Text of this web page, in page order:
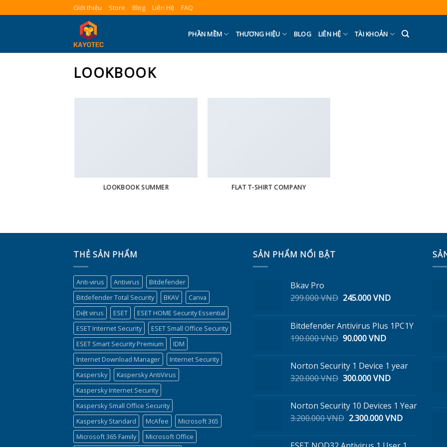
to
Giới thiệu Store Blog Liên Hệ FAQ
PHẦN MỀM THƯƠNG HIỆU BLOG LIÊN HỆ TÀI KHOẢN
LOOKBOOK
LOOKBOOK SUMMER FLAT T-SHIRT COMPANY
THẺ SẢN PHẨM
Anti-virus Antivirus
Bitdefender
Bitdefender Total Security
BKAV
Canva
Diệt virus
ESET
ESET HOME Security Essential
ESET Internet Security
ESET Small Office Security
ESET Smart Security Premium
IDM
Internet Download Manager
Internet Security
Kaspersky
Kaspersky AntiVirus
Kaspersky Internet Security
Kaspersky Small Office Security
Kaspersky Standard
McAfee
Microsoft 365
Microsoft 365 Family
Microsoft Office
SẢN PHẨM NỔI BẬT
Bkav Pro
299.000VND Giá
299.000 VND.
245.000VNDGiá
là:
Bitdefender Antivirus Plus 1PC1Y
190.000VND Giá
190.000 VND.
90.000VNDGiá
là:
90.000 VND.
Norton Security 1 Device 1 year
320.000VND Giá
320.000 VND.
300.000VNDGiá
là:
300.000 VND.
Norton Security 10 Devices 1 Year
3.200.000VND Giá
2.300.000VNDGiá